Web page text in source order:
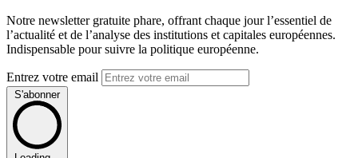
Notre newsletter gratuite phare, offrant chaque jour l’essentiel de
l’actualité et de l’analyse des institutions et capitales européennes.
Indispensable pour suivre la politique européenne.
Entrez votre email
S'abonner